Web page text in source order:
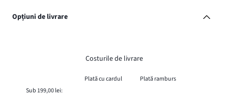
Opțiuni de livrare
Costurile de livrare
Plată cu cardul
Plată ramburs
Sub 199,00 lei: